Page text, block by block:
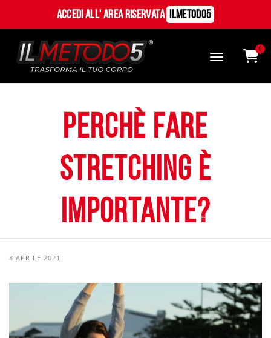
Accedi all' Area Riservata ILMetodo5
0
Perchè fare
stretching è
importante?
8 APRILE 2021